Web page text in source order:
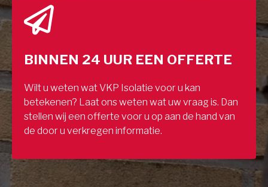
BINNEN 24 UUR EEN OFFERTE
Wilt u weten wat VKP Isolatie voor u kan
betekenen? Laat ons weten wat uw vraag is. Dan
stellen wij een offerte voor u op aan de hand van
de door u verkregen informatie.